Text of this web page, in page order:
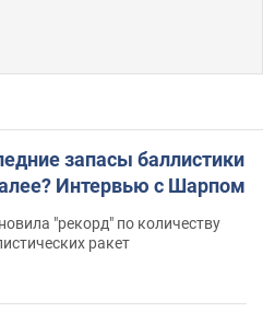
запасы баллистики
Интервью с Шарпом
"рекорд" по количеству
ракет